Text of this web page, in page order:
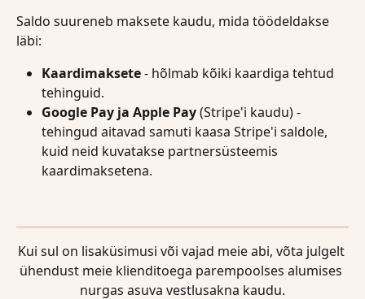
Saldo suureneb maksete kaudu, mida töödeldakse
läbi:
Kaardimaksete - hõlmab kõiki kaardiga tehtud
tehinguid.
Google Pay ja Apple Pay (Stripe'i kaudu) -
tehingud aitavad samuti kaasa Stripe'i saldole,
kuid neid kuvatakse partnersüsteemis
kaardimaksetena.
Kui sul on lisaküsimusi või vajad meie abi, võta julgelt
ühendust meie klienditoega parempoolses alumises
nurgas asuva vestlusakna kaudu.